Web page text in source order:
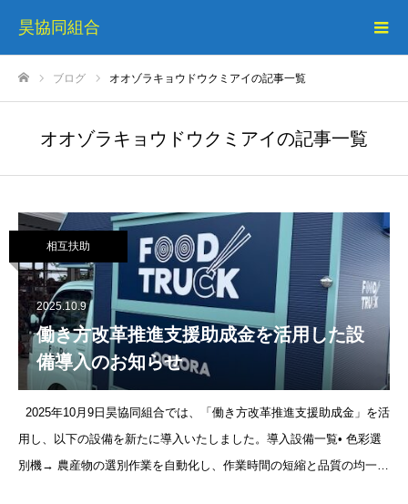
昊協同組合
ブログ オオゾラキョウドウクミアイの記事一覧
オオゾラキョウドウクミアイの記事一覧
相互扶助
2025.10.9
働き方改革推進支援助成金を活用した設
備導入のお知らせ
2025年10月9日昊協同組合では、「働き方改革推進支援助成金」を活
用し、以下の設備を新たに導入いたしました。導入設備一覧• 色彩選
別機→ 農産物の選別作業を自動化し、作業時間の短縮と品質の均一化